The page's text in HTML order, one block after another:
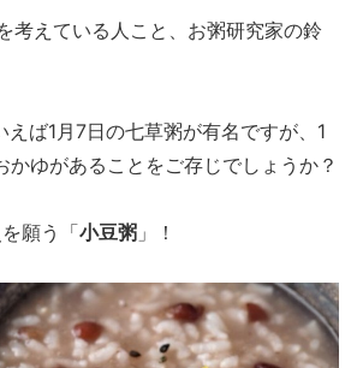
考えている人こと、お粥研究家の鈴
ば1月7日の七草粥が有名ですが、1
かゆがあることをご存じでしょうか？
願う「小豆粥 」！